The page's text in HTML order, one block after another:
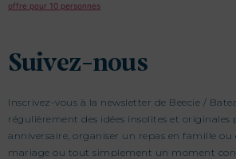
PRESTATIONS
ÉQUIPAGE
JOURNAL DE
offre pour 10 personnes
Suivez-nous
Inscrivez-vous à la newsletter de Beecie /
régulièrement des idées insolites et originales
anniversaire, organiser un repas en famille ou
mariage ou tout simplement un moment